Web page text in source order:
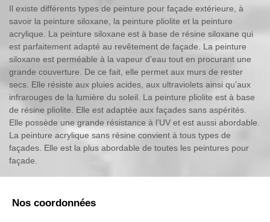
Il existe différents types de peinture pour façade extérieure, à
savoir la peinture siloxane, la peinture pliolite et la peinture
acrylique. La peinture siloxane est à base de résine siloxane qui
est parfaitement adapté au revêtement de façade. La peinture
siloxane est perméable à la vapeur d’eau tout en procurant une
grande couverture. De ce fait, elle permet aux murs de rester
secs. Elle résiste aux pluies acides, aux ultraviolets ainsi qu’aux
infrarouges de la lumière du soleil. La peinture pliolite est à base
de résine pliolite. Elle est adaptée aux façades sans aspérités.
Elle possède une grande résistance à l’UV et est aussi abordable.
La peinture acrylique sans résine convient à tous types de
façades. Elle est la plus abordable de toutes les peintures pour
façade.
Nos coordonnées